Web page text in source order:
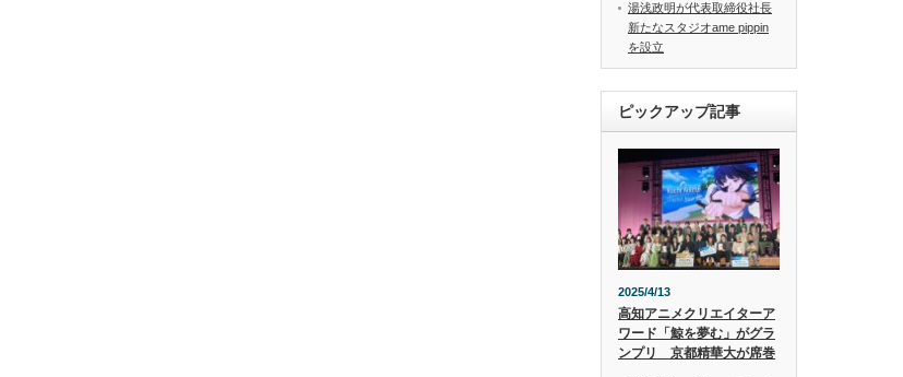
湯浅政明が代表取締役社長
新たなスタジオame pippin
を設立
ピックアップ記事
2025/4/13
高知アニメクリエイターア
ワード「鯨を夢む」がグラ
ンプリ 京都精華大が席巻